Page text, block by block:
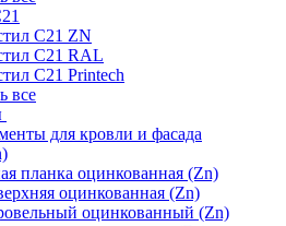
С21 ZN
С21 RAL
С21 Printech
все
для кровли и фасада
планка оцинкованная (Zn)
оцинкованная (Zn)
оцинкованный (Zn)